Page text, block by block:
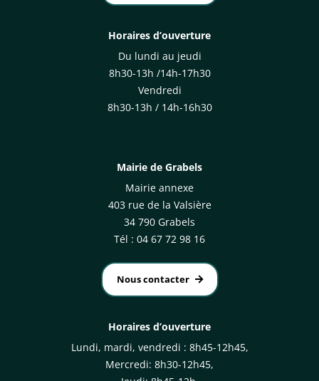
Horaires d’ouverture
Du lundi au jeudi
8h30-13h /14h-17h30
Vendredi
8h30-13h / 14h-16h30
Mairie de Grabels
Mairie annexe
403 rue de la Valsière
34 790 Grabels
Tél : 04 67 72 98 16
Nous contacter
Horaires d’ouverture
Lundi, mardi, vendredi : 8h45-12h45,
Mercredi: 8h30-12h45,